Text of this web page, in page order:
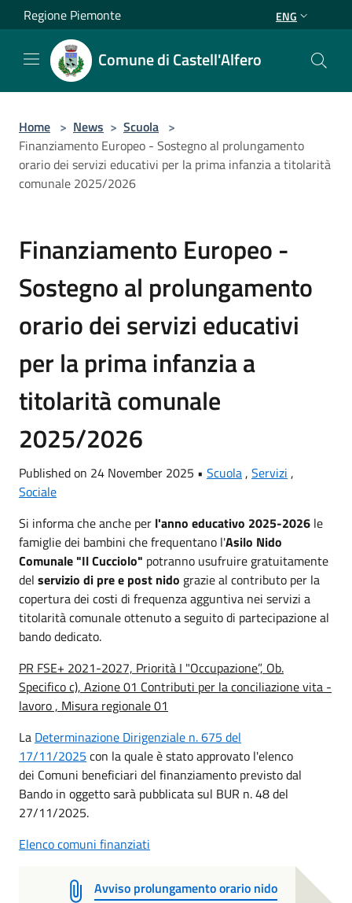
Salta al contenuto principale
Regione Piemonte ENG
Comune di Castell'Alfero
Home > News > Scuola >
Finanziamento Europeo - Sostegno al prolungamento
orario dei servizi educativi per la prima infanzia a titolarità
comunale 2025/2026
Finanziamento Europeo -
Sostegno al prolungamento
orario dei servizi educativi
per la prima infanzia a
titolarità comunale
2025/2026
Published on 24 November 2025 • Scuola, Servizi ,
Sociale
Si informa che anche per l'anno educativo 2025-2026 le
famiglie dei bambini che frequentano l'Asilo Nido
Comunale "Il Cucciolo" potranno usufruire gratuitamente
del servizio di pre e post nido grazie al contributo per la
copertura dei costi di frequenza agguntiva nei servizi a
titolarità comunale ottenuto a seguito di partecipazione al
bando dedicato.
PR FSE+ 2021-2027, Priorità I "Occupazione”, Ob.
Specifico c), Azione 01 Contributi per la conciliazione vita -
lavoro , Misura regionale 01
La Determinazione Dirigenziale n. 675 del
17/11/2025 con la quale è stato approvato l'elenco
dei Comuni beneficiari del finanziamento previsto dal
Bando in oggetto sarà pubblicata sul BUR n. 48 del
27/11/2025.
Elenco comuni finanziati
Avviso prolungamento orario nido